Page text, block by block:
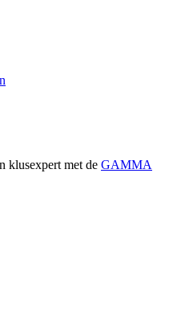
klusexpert met de GAMMA